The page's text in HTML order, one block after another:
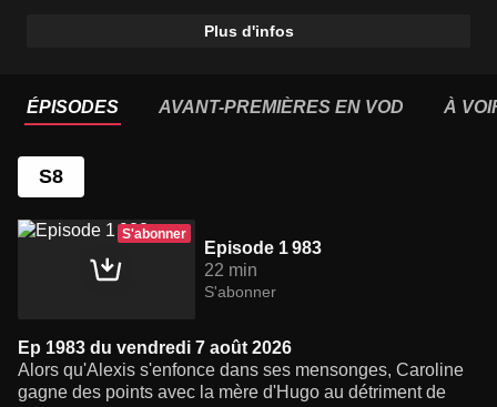
Plus d'infos
ÉPISODES AVANT-PREMIÈRES EN VOD À
S8
S'abonner
Episode 1 983
22 min
S'abonner
Ep 1983 du vendredi 7 août 2026
Alors qu'Alexis s'enfonce dans ses mensonges, Caroline
gagne des points avec la mère d'Hugo au détriment de